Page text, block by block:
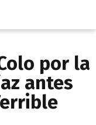
por la
antes